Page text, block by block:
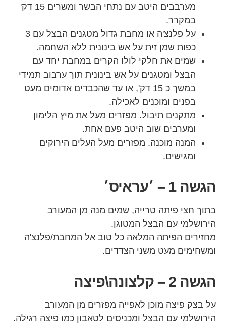
מערבבים היטב עם נתחי הבשר ומשרים 15 דק'
במקרר.
על פלנצ'ה או מחבת גדול מטגנים הבצל עם 3
כפות שמן זית על אש בינונית ללא השחמה.
שמים את חלקי לולו הקרים במחבת יחד עם
הבצל ומטגנים על אש בינונית תוך ערבוב תמידי
במשך כ 15 דק', או עד שהכבדים אדומים מעט
בפנים ומוכנים לאכילה.
מתקנים תיבול. מפזרים מעל את מיץ הלימון
ומערבים שוב היטב פעם אחת.
המנה מוכנה. מפזרים מעל העלים הירוקים
ומגישים.
הגשה 1 – ׳עראיס׳
בתוך חצי פיתה טרייה, שמים מנה מן המעורב
הירושלמי עם הבצל המטוגן.
מחזירים הפיתה המלאה כל טוב אל המחבת/פלנצ'ה
ומשחימים מעט משני הצדדים.
הגשה 2 – קלצונה\פיצה
על בצק פיצה מוכן לאפייה מפזרים מן המעורב
הירושלמי עם הבצל ומכניסים לטאבון כמו פיצה רגילה.